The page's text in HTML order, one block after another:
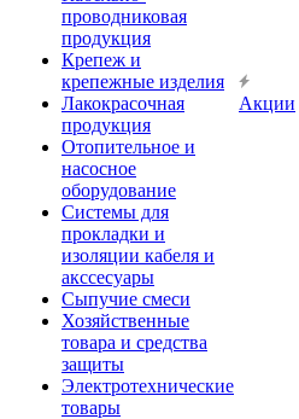
проводниковая
продукция
Крепеж и
крепежные изделия
Лакокрасочная
продукция
Отопительное и
насосное
оборудование
Системы для
прокладки и
изоляции кабеля и
акссесуары
Сыпучие смеси
Хозяйственные
товара и средства
защиты
Электротехнические
товары
Акции